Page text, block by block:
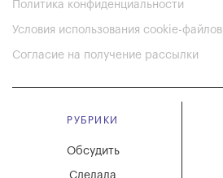
Политика конфиденциальности
Условия использования cookie-файлов
Согласие на получение рассылки
РУБРИКИ
Обсудить